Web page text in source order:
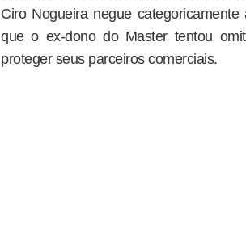
Ciro Nogueira negue
que o ex-dono do Master tentou
proteger seus parceiros comerciais.